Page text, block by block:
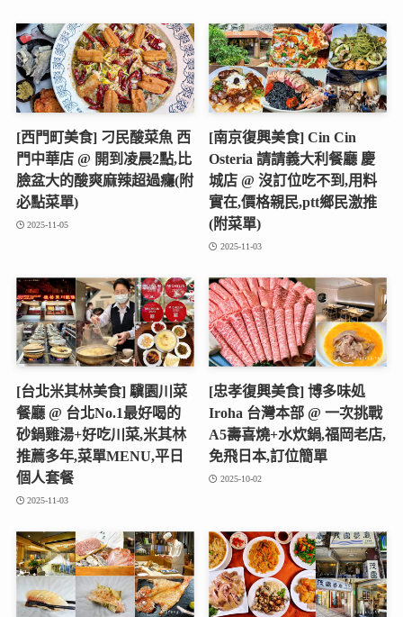
[西門町美食] 刁民酸菜魚 西
門中華店 @ 開到凌晨2點,比
臉盆大的酸爽麻辣超過癮(附
必點菜單)
2025-11-05
[南京復興美食] Cin Cin
Osteria 請請義大利餐廳 慶
城店 @ 沒訂位吃不到,用料
實在,價格親民,ptt鄉民激推
(附菜單)
2025-11-03
[台北米其林美食] 驥園川菜
餐廳 @ 台北No.1最好喝的
砂鍋雞湯+好吃川菜,米其林
推薦多年,菜單MENU,平日
個人套餐
2025-11-03
[忠孝復興美食] 博多味処
Iroha 台灣本部 @ 一次挑戰
A5壽喜燒+水炊鍋,福岡老店,
免飛日本,訂位簡單
2025-10-02